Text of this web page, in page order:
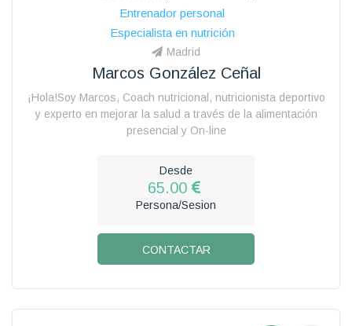
Entrenador personal
Especialista en nutrición
Madrid
Marcos González Ceñal
¡Hola!Soy Marcos, Coach nutricional, nutricionista deportivo
y experto en mejorar la salud a través de la alimentación
presencial y On-line
Desde
65.00
Persona/Sesion
CONTACTAR